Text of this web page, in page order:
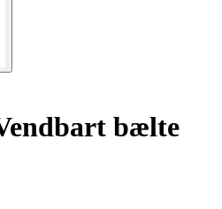
bælte